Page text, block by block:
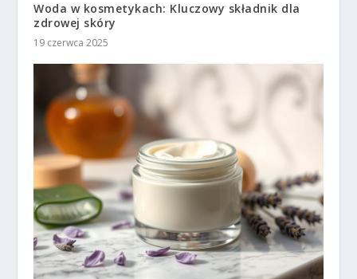
Woda w kosmetykach: Kluczowy składnik dla
zdrowej skóry
19 czerwca 2025